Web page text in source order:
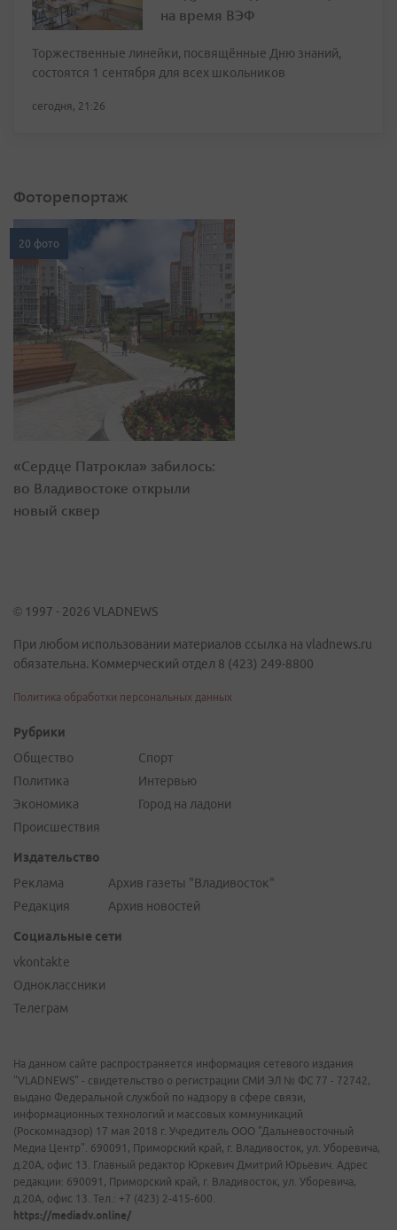
на время ВЭФ
Торжественные линейки, посвящённые Дню знаний,
состоятся 1 сентября для всех школьников
сегодня, 21:26
Фоторепортаж
20 фото
«Сердце Патрокла» забилось:
во Владивостоке открыли
новый сквер
© 1997 - 2026 VLADNEWS
При любом использовании материалов ссылка на vladnews.ru
обязательна. Коммерческий отдел 8 (423) 249-8800
Политика обработки персональных данных
Рубрики
Общество
Политика
Экономика
Происшествия
Спорт
Интервью
Город на ладони
Издательство
Реклама
Редакция
Архив газеты "Владивосток"
Архив новостей
Социальные сети
vkontakte
Одноклассники
Телеграм
На данном сайте распространяется информация сетевого издания
"VLADNEWS" - свидетельство о регистрации СМИ ЭЛ № ФС 77 - 72742,
выдано Федеральной службой по надзору в сфере связи,
информационных технологий и массовых коммуникаций
(Роскомнадзор) 17 мая 2018 г. Учредитель ООО "Дальневосточный
Медиа Центр". 690091, Приморский край, г. Владивосток, ул. Уборевича,
д.20А, офис 13. Главный редактор Юркевич Дмитрий Юрьевич. Адрес
редакции: 690091, Приморский край, г. Владивосток, ул. Уборевича,
д.20А, офис 13. Тел.: +7 (423) 2-415-600.
https://mediadv.online/